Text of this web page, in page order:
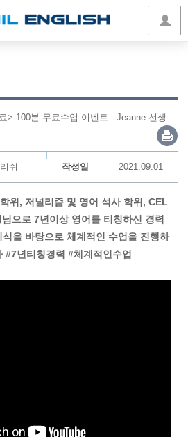
> 100분 무료수업 이벤트 - Jeanne 선생
쉬 작성일 2021.09.01
위, 저널리즘 및 영어 석사 학위, CEL
으로 7년이상 영어를 티칭하신 경력
을 바탕으로 체계적인 수업을 진행하
#7년티칭경력 #체계적인수업